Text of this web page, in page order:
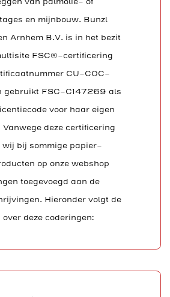
en mijnbouw. Bunzl
Arnhem B.V. is in het bezit
FSC®-certificering
CU-COC-
gebruikt FSC-C147269 als
voor haar eigen
Vanwege deze certificering
wij bij sommige papier-
op onze webshop
toegevoegd aan de
Hieronder volgt de
over deze coderingen: